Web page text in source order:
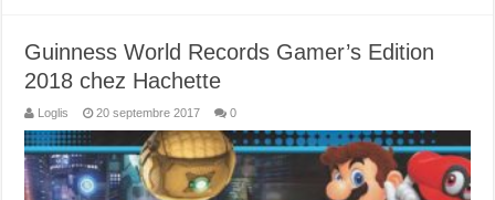
Guinness World Records Gamer’s Edition
2018 chez Hachette
Loglis 20 septembre 2017 0